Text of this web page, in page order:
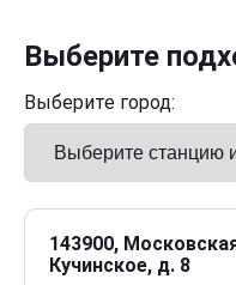
Выберите
Выберите город:
143900,
Кучинское, д. 8